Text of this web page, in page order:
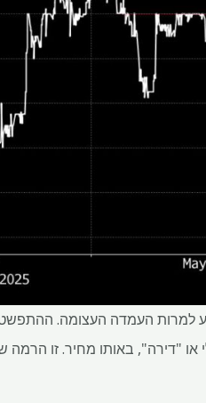
העמדה העצומה. ההתפשטות